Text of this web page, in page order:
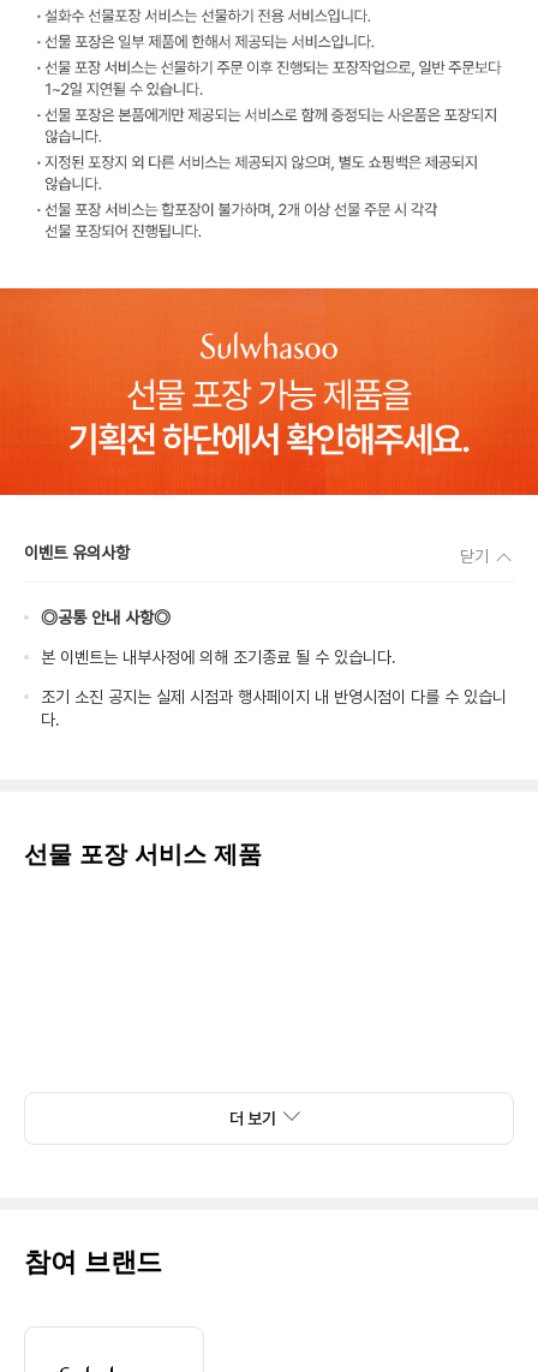
이벤트 유의사항 닫기
◎공통 안내 사항◎
본 이벤트는 내부사정에 의해 조기종료 될 수 있습니다.
조기 소진 공지는 실제 시점과 행사페이지 내 반영시점이 다를 수 있습니
다.
선물 포장 서비스 제품
더 보기
참여 브랜드